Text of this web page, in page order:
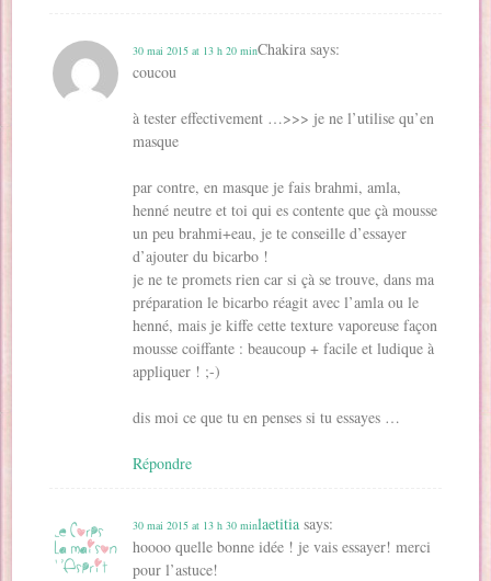
Chakira says:
30 mai 2015 at 13 h 20 min
coucou
à tester effectivement …>>> je ne l’utilise qu’en
masque
par contre, en masque je fais brahmi, amla,
henné neutre et toi qui es contente que çà mousse
un peu brahmi+eau, je te conseille d’essayer
d’ajouter du bicarbo !
je ne te promets rien car si çà se trouve, dans ma
préparation le bicarbo réagit avec l’amla ou le
henné, mais je kiffe cette texture vaporeuse façon
mousse coiffante : beaucoup + facile et ludique à
appliquer ! ;-)
dis moi ce que tu en penses si tu essayes …
Répondre
laetitia says:
30 mai 2015 at 13 h 30 min
hoooo quelle bonne idée ! je vais essayer! merci
pour l’astuce!